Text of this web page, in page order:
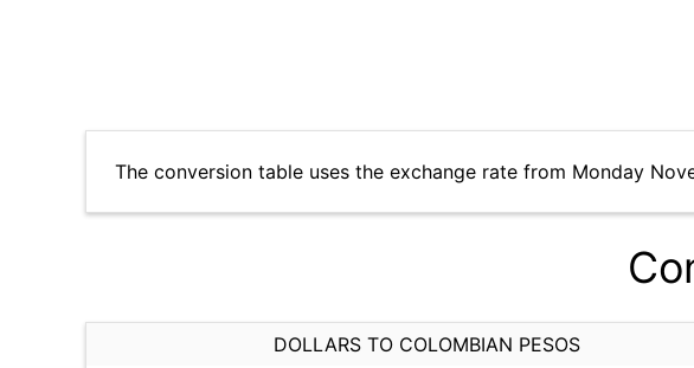
The conversion table uses the exchange rate from Monday
DOLLARS TO COLOMBIAN PESOS